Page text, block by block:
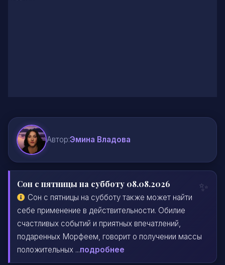
Автор:Эмина Владова
Сон с пятницы на субботу 08.08.2026
Сон с пятницы на субботу также может найти
себе применение в действительности. Обилие
счастливых событий и приятных впечатлений,
подаренных Морфеем, говорит о получении массы
положительных ...подробнее